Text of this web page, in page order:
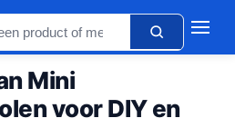
Mini
voor DIY en